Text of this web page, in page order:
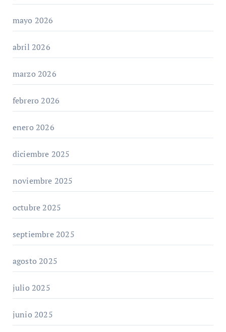
mayo 2026
abril 2026
marzo 2026
febrero 2026
enero 2026
diciembre 2025
noviembre 2025
octubre 2025
septiembre 2025
agosto 2025
julio 2025
junio 2025